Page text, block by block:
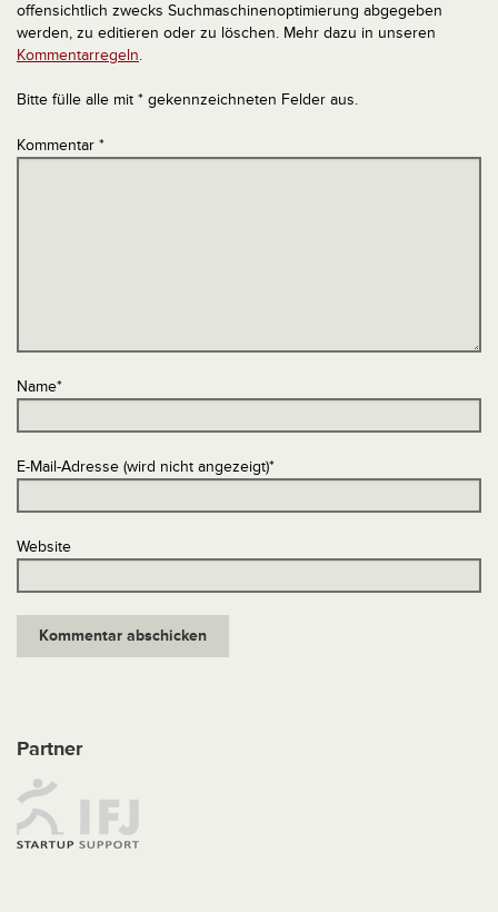
offensichtlich zwecks Suchmaschinenoptimierung abgegeben
werden, zu editieren oder zu löschen. Mehr dazu in unseren
Kommentarregeln.
Bitte fülle alle mit * gekennzeichneten Felder aus.
Kommentar *
Name*
E-Mail-Adresse (wird nicht angezeigt)*
Website
Partner